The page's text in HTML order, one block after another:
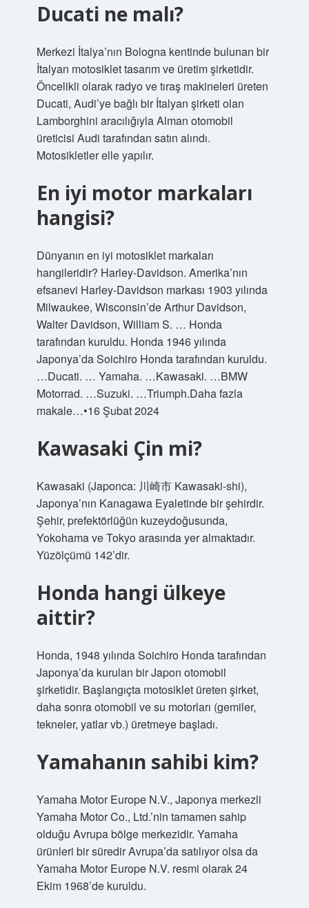
Ducati ne malı?
Merkezi İtalya’nın Bologna kentinde bulunan bir
İtalyan motosiklet tasarım ve üretim şirketidir.
Öncelikli olarak radyo ve tıraş makineleri üreten
Ducati, Audi’ye bağlı bir İtalyan şirketi olan
Lamborghini aracılığıyla Alman otomobil
üreticisi Audi tarafından satın alındı.
Motosikletler elle yapılır.
En iyi motor markaları
hangisi?
Dünyanın en iyi motosiklet markaları
hangileridir? Harley-Davidson. Amerika’nın
efsanevi Harley-Davidson markası 1903 yılında
Milwaukee, Wisconsin’de Arthur Davidson,
Walter Davidson, William S. … Honda
tarafından kuruldu. Honda 1946 yılında
Japonya’da Soichiro Honda tarafından kuruldu.
…Ducati. … Yamaha. …Kawasaki. …BMW
Motorrad. …Suzuki. …Triumph.Daha fazla
makale…•16 Şubat 2024
Kawasaki Çin mi?
Kawasaki (Japonca: 川崎市 Kawasaki-shi),
Japonya’nın Kanagawa Eyaletinde bir şehirdir.
Şehir, prefektörlüğün kuzeydoğusunda,
Yokohama ve Tokyo arasında yer almaktadır.
Yüzölçümü 142’dir.
Honda hangi ülkeye
aittir?
Honda, 1948 yılında Soichiro Honda tarafından
Japonya’da kurulan bir Japon otomobil
şirketidir. Başlangıçta motosiklet üreten şirket,
daha sonra otomobil ve su motorları (gemiler,
tekneler, yatlar vb.) üretmeye başladı.
Yamahanın sahibi kim?
Yamaha Motor Europe N.V., Japonya merkezli
Yamaha Motor Co., Ltd.’nin tamamen sahip
olduğu Avrupa bölge merkezidir. Yamaha
ürünleri bir süredir Avrupa’da satılıyor olsa da
Yamaha Motor Europe N.V. resmi olarak 24
Ekim 1968’de kuruldu.